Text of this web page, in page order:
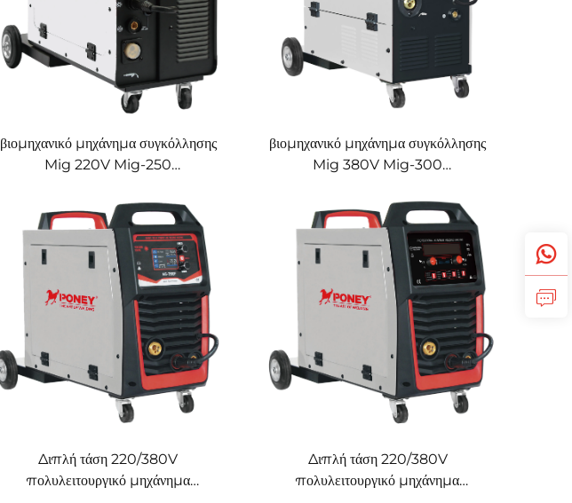
βιομηχανικό μηχάνημα συγκόλλησης
Mig 220V Mig-250
αερίου CO2, μηχάνημα συγκόλλησης
Mig/Mag
βιομηχανικό μηχάνημα συγκόλλησης
Mig 380V Mig-300
αερίου CO2, μηχάνημα συγκόλλησης
Mig/Mag
Διπλή τάση 220/380V
πολυλειτουργικό μηχάνημα
Διπλή τάση 220/380V
πολυλειτουργικό μηχάνημα